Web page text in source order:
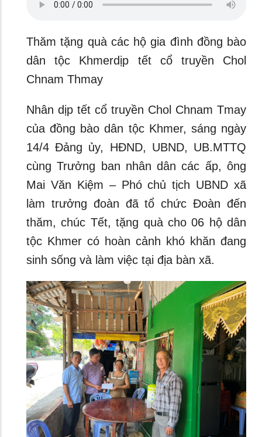
Thăm tặng quà các hộ gia đình đồng bào
dân tộc Khmerdịp tết cổ truyền Chol
Chnam Thmay
Nhân dịp tết cổ truyền Chol Chnam Tmay
của đồng bào dân tộc Khmer, sáng ngày
14/4 Đảng ủy, HĐND, UBND, UB.MTTQ
cùng Trưởng ban nhân dân các ấp, ông
Mai Văn Kiệm – Phó chủ tịch UBND xã
làm trưởng đoàn đã tổ chức Đoàn đến
thăm, chúc Tết, tặng quà cho 06 hộ dân
tộc Khmer có hoàn cảnh khó khăn đang
sinh sống và làm việc tại địa bàn xã.